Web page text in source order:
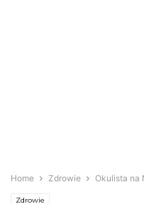
Home Zdrowie Okulista na
Zdrowie